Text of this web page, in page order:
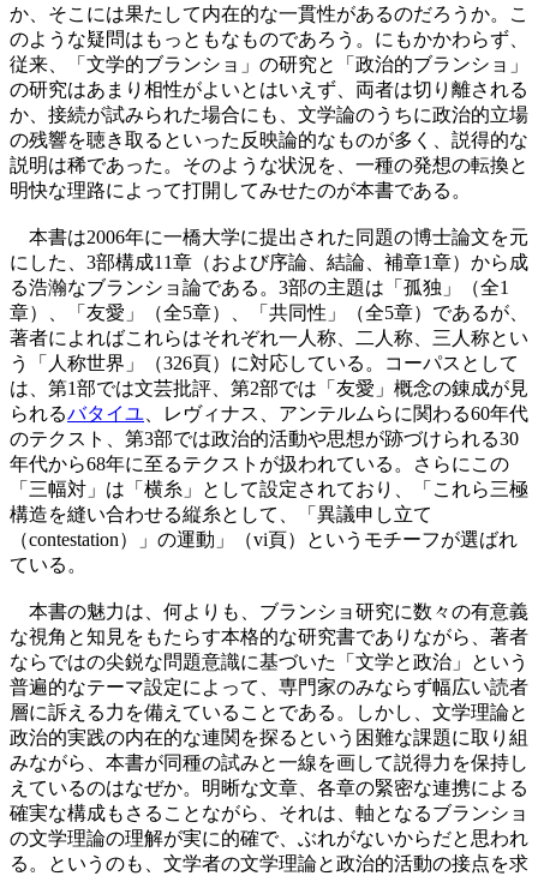
か、そこには果たして内在的な一貫性があるのだろうか。こ
のような疑問はもっともなものであろう。にもかかわらず、
従来、「文学的ブランショ」の研究と「政治的ブランショ」
の研究はあまり相性がよいとはいえず、両者は切り離される
か、接続が試みられた場合にも、文学論のうちに政治的立場
の残響を聴き取るといった反映論的なものが多く、説得的な
説明は稀であった。そのような状況を、一種の発想の転換と
明快な理路によって打開してみせたのが本書である。
本書は2006年に一橋大学に提出された同題の博士論文を元
にした、3部構成11章（および序論、結論、補章1章）から成
る浩瀚なブランショ論である。3部の主題は「孤独」（全1
章）、「友愛」（全5章）、「共同性」（全5章）であるが、
著者によればこれらはそれぞれ一人称、二人称、三人称とい
う「人称世界」（326頁）に対応している。コーパスとして
は、第1部では文芸批評、第2部では「友愛」概念の錬成が見
られるバタイユ 、レヴィナス、アンテルムらに関わる60年代
のテクスト、第3部では政治的活動や思想が跡づけられる30
年代から68年に至るテクストが扱われている。さらにこの
「三幅対」は「横糸」として設定されており、「これら三極
構造を縫い合わせる縦糸として、「異議申し立て
（contestation）」の運動」（vi頁）というモチーフが選ばれ
ている。
本書の魅力は、何よりも、ブランショ研究に数々の有意義
な視角と知見をもたらす本格的な研究書でありながら、著者
ならではの尖鋭な問題意識に基づいた「文学と政治」という
普遍的なテーマ設定によって、専門家のみならず幅広い読者
層に訴える力を備えていることである。しかし、文学理論と
政治的実践の内在的な連関を探るという困難な課題に取り組
みながら、本書が同種の試みと一線を画して説得力を保持し
えているのはなぜか。明晰な文章、各章の緊密な連携による
確実な構成もさることながら、それは、軸となるブランショ
の文学理論の理解が実に的確で、ぶれがないからだと思われ
る。というのも、文学者の文学理論と政治的活動の接点を求